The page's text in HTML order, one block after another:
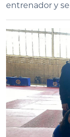
entrenador y